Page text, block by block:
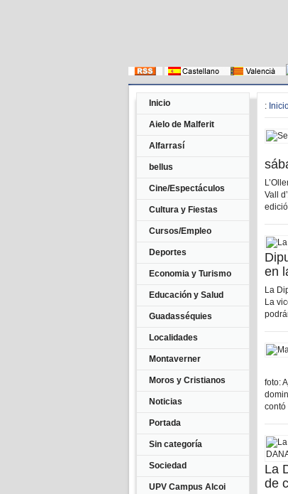
Inicio
Aielo de Malferit
Alfarrasí
bellus
Cine/Espectáculos
Cultura y Fiestas
Cursos/Empleo
Deportes
Economia y Turismo
Educación y Salud
Guadasséquies
Localidades
Montaverner
Moros y Cristianos
Noticias
Portada
Sin categoría
Sociedad
UPV Campus Alcoi
:
Vall
en
La
La
foto:
contó
La
de